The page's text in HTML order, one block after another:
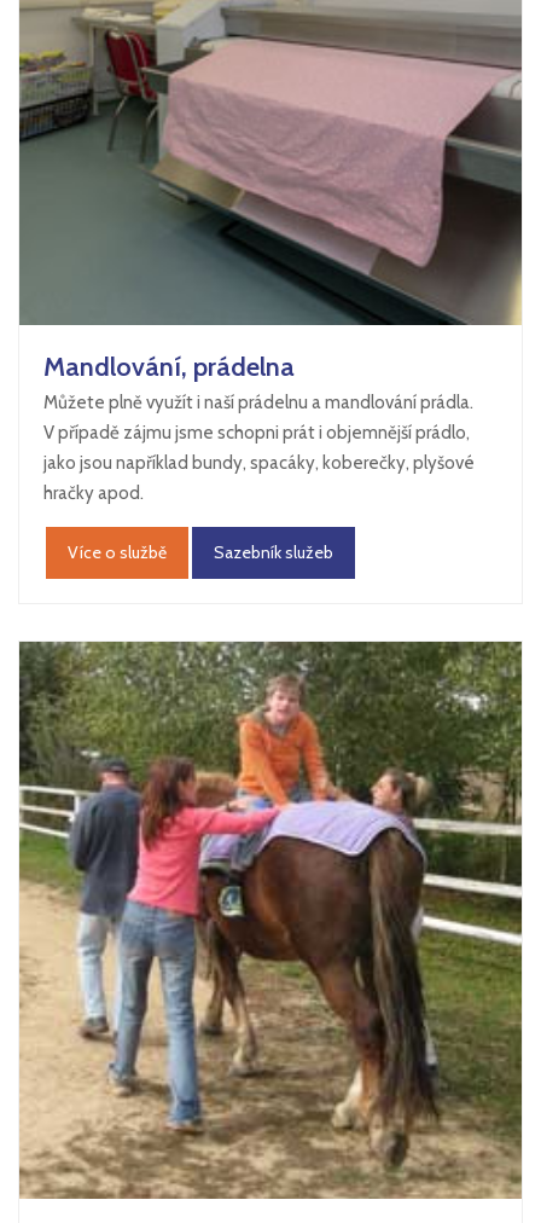
Mandlování, prádelna
Můžete plně využít i naší prádelnu a mandlování prádla.
V případě zájmu jsme schopni prát i objemnější prádlo,
jako jsou například bundy, spacáky, koberečky, plyšové
hračky apod.
Více o službě Sazebník služeb